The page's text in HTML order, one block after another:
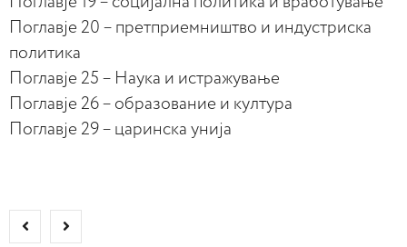
Поглавје 20 – претприемништво и индустриска
политика
Поглавје 25 – Наука и истражување
Поглавје 26 – образование и култура
Поглавје 29 – царинска унија